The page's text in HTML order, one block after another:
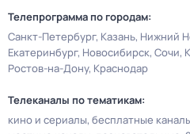
Телепрограмма по городам:
Санкт-Петербург Казань Нижний
Екатеринбург Новосибирск Сочи
Ростов-на-Дону Краснодар
Телеканалы по тематикам:
кино и сериалы бесплатные